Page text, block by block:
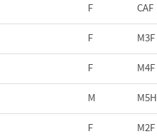
F CAF
F M3F
F M4F
M M5H
F M2F